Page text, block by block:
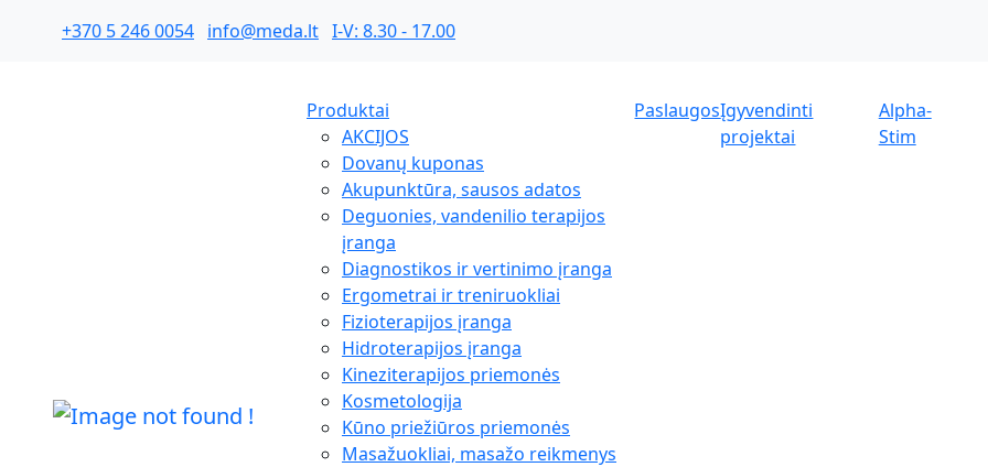
+370 5 246 0054 info@meda.lt I-V: 8.30 - 17.00
Produktai
AKCIJOS
Dovanų kuponas
Akupunktūra, sausos adatos
Deguonies, vandenilio terapijos
įranga
Diagnostikos ir vertinimo įranga
Ergometrai ir treniruokliai
Fizioterapijos įranga
Hidroterapijos įranga
Kineziterapijos priemonės
Kosmetologija
Kūno priežiūros priemonės
Masažuokliai, masažo reikmenys
PaslaugosĮgyvendinti
projektai
Alpha-
Stim